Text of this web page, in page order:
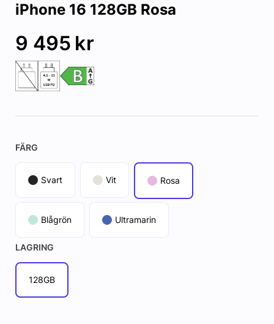
iPhone 16 128GB Rosa
9 495 kr
FÄRG
Svart Vit Rosa
Blågrön Ultramarin
LAGRING
128GB